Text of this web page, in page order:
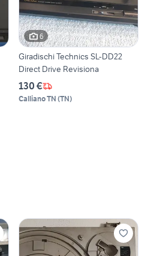
6
Giradischi Technics SL-DD22
Direct Drive Revisiona
130 €
Calliano TN (TN)